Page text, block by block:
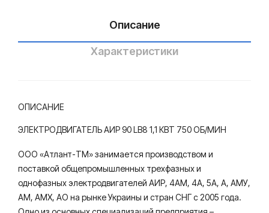
Описание
Характеристики
ОПИСАНИЕ
ЭЛЕКТРОДВИГАТЕЛЬ АИР 90 LB8 1,1 КВТ 750 ОБ/МИН
ООО «Атлант-ТМ» занимается производством и
поставкой общепромышленных трехфазных и
однофазных электродвигателей АИР, 4АМ, 4А, 5А, А, АМУ,
АМ, АМХ, АО на рынке Украины и стран СНГ с 2005 года.